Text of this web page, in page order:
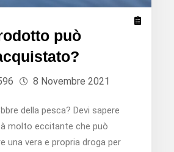
può
8 Novembre 2021
della pesca? Devi sapere
molto eccitante che può
una vera e propria droga per